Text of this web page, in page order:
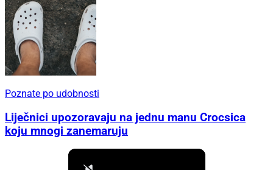
Poznate po udobnosti
Liječnici upozoravaju na jednu manu Crocsica
koju mnogi zanemaruju